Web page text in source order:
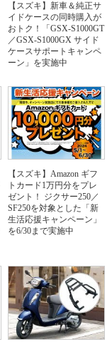
【スズキ】新車＆純正サ
イドケースの同時購入が
おトク！「GSX-S1000GT
／GSX-S1000GX サイド
ケースサポートキャンペ
ーン」を実施中
【スズキ】Amazon ギフ
トカード1万円分をプレ
ゼント！ ジクサー250／
SF250を対象とした「新
生活応援キャンペーン」
を6/30まで実施中